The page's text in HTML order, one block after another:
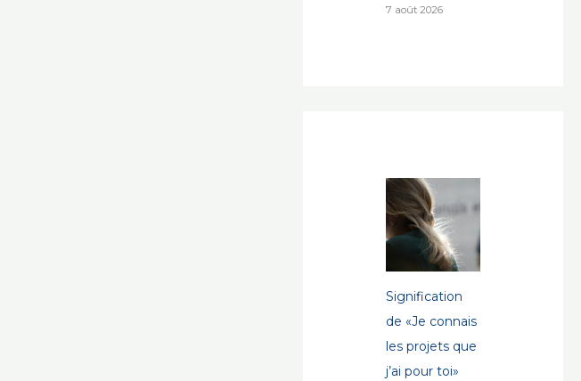
7 août 2026
Signification
de «Je connais
les projets que
j’ai pour toi»